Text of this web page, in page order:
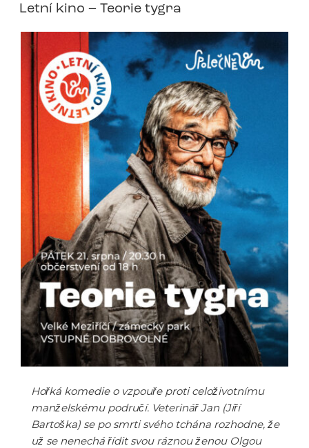
Letní kino – Teorie tygra
Hořká komedie o vzpouře proti celoživotnímu
manželskému područí. Veterinář Jan (Jiří
Bartoška) se po smrti svého tchána rozhodne, že
už se nenechá řídit svou ráznou ženou Olgou